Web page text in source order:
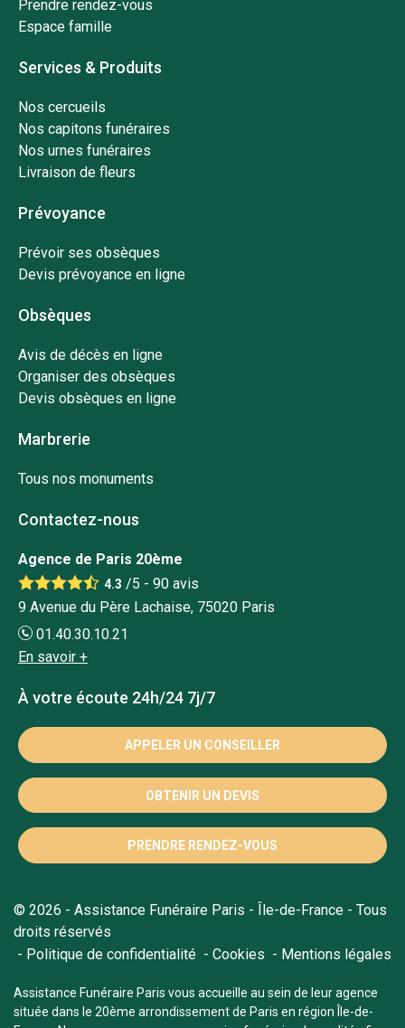
Prendre rendez-vous
Espace famille
Services & Produits
Nos cercueils
Nos capitons funéraires
Nos urnes funéraires
Livraison de fleurs
Prévoyance
Prévoir ses obsèques
Devis prévoyance en ligne
Obsèques
Avis de décès en ligne
Organiser des obsèques
Devis obsèques en ligne
Marbrerie
Tous nos monuments
Contactez-nous
Agence de Paris 20ème
4.3 /5 - 90 avis
9 Avenue du Père Lachaise, 75020 Paris
01.40.30.10.21
En savoir +
À votre écoute 24h/24 7j/7
APPELER UN CONSEILLER
OBTENIR UN DEVIS
PRENDRE RENDEZ-VOUS
© 2026 - Assistance Funéraire Paris - Île-de-France - Tous
droits réservés
Politique de confidentialité
Cookies Mentions légales
Assistance Funéraire Paris vous accueille au sein de leur agence
située dans le 20ème arrondissement de Paris en région Île-de-